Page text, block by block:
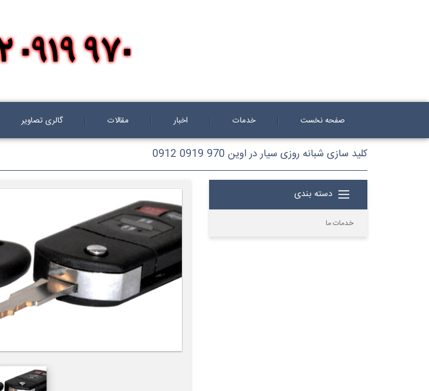
صفحه نخست خدمات اخبار مقالات گالری تصاویر
کلید سازی شبانه روزی سیار در اوین 970 0919 0912
دسته بندی
خدمات ما